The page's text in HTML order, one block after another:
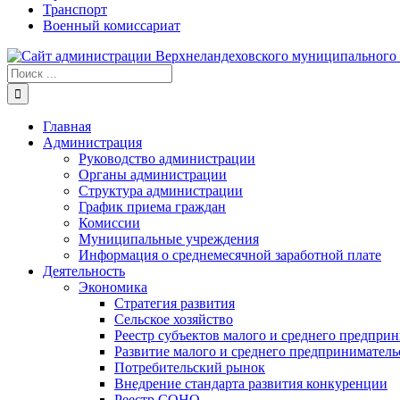
Транспорт
Военный комиссариат
Результат
поиска:
Главная
Администрация
Руководство администрации
Органы администрации
Структура администрации
График приема граждан
Комиссии
Муниципальные учреждения
Информация о среднемесячной заработной плате
Деятельность
Экономика
Стратегия развития
Сельское хозяйство
Реестр субъектов малого и среднего
Развитие малого и среднего
Потребительский рынок
Внедрение стандарта развития конкуренции